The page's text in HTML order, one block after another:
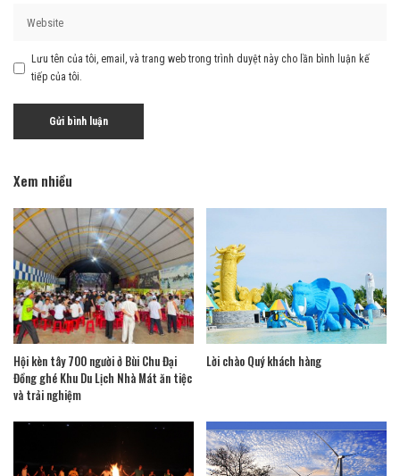
Lưu tên của tôi, email, và trang web trong trình duyệt này cho lần bình luận kế
tiếp của tôi.
Xem nhiều
Hội kèn tây 700 người ở Bùi Chu Đại
Đồng ghé Khu Du Lịch Nhà Mát ăn tiệc
và trải nghiệm
Lời chào Quý khách hàng